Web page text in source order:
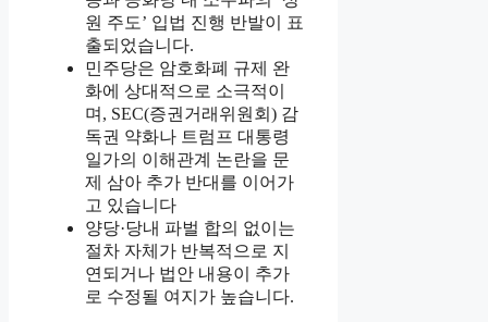
원 주도’ 입법 진행 반발이 표
출되었습니다.
민주당은 암호화폐 규제 완
화에 상대적으로 소극적이
며, SEC(증권거래위원회) 감
독권 약화나 트럼프 대통령
일가의 이해관계 논란을 문
제 삼아 추가 반대를 이어가
고 있습니다
양당·당내 파벌 합의 없이는
절차 자체가 반복적으로 지
연되거나 법안 내용이 추가
로 수정될 여지가 높습니다.